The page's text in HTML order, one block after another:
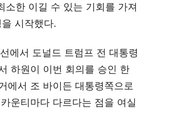
소한 이길 수 있는 기회를 가져
시작했다.
에서 도널드 트럼프 전 대통령
하원이 이번 회의를 승인 한
에서 조 바이든 대통령쪽으로
운티마다 다르다는 점을 여실